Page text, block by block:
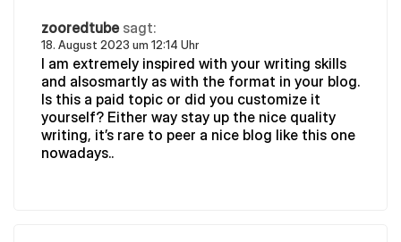
zooredtube sagt:
18. August 2023 um 12:14 Uhr
I am extremely inspired with your writing skills
and alsosmartly as with the format in your blog.
Is this a paid topic or did you customize it
yourself? Either way stay up the nice quality
writing, it’s rare to peer a nice blog like this one
nowadays..